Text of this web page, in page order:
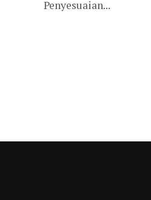
Penyesuaian...